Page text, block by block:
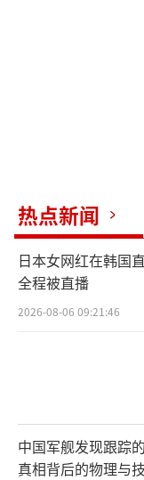
热点新闻
日本女网红在韩国
全程被直播
2026-08-06 09:21:46
中国军舰发现跟踪
真相背后的物理与